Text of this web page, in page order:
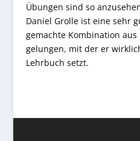
Übungen sind so
Daniel Grolle ist eine sehr
gemachte Kombination aus
gelungen, mit der er
Lehrbuch setzt.